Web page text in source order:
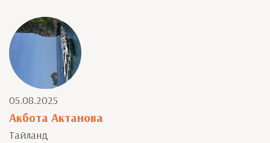
05.08.2025
Акбота Актанова
Тайланд